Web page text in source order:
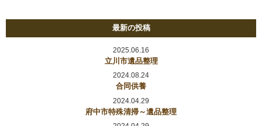
最新の投稿
2025.06.16
立川市遺品整理
2024.08.24
合同供養
2024.04.29
府中市特殊清掃～遺品整理